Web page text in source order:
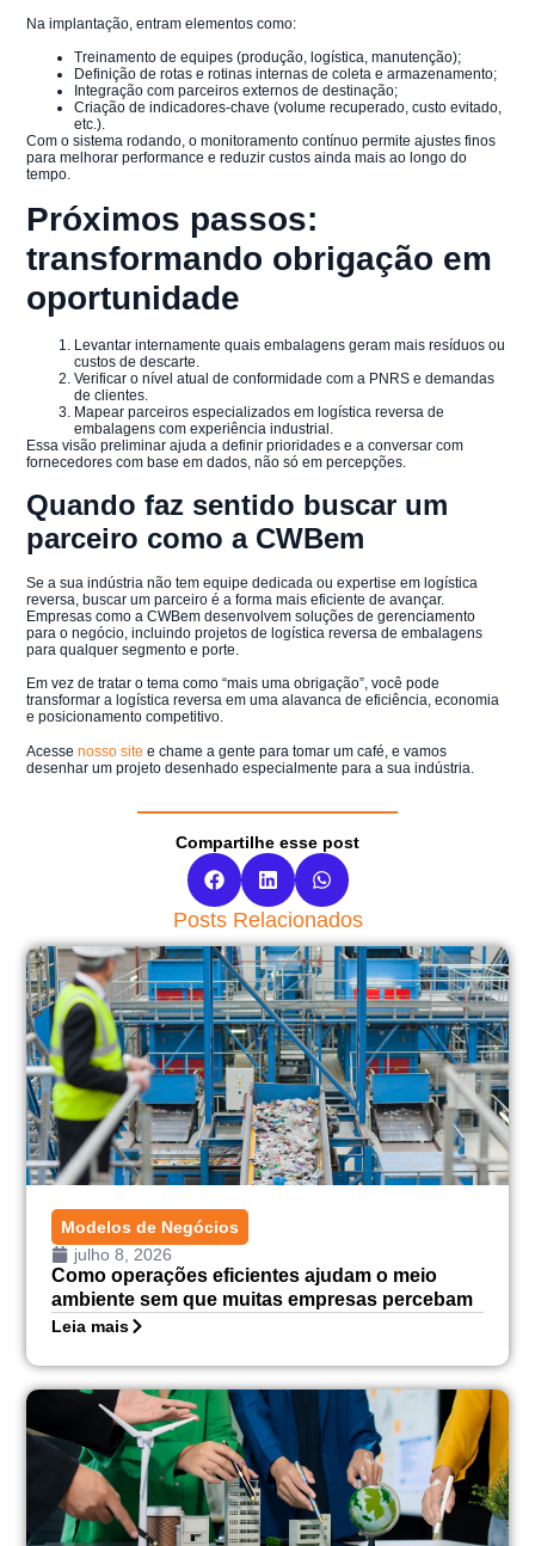
Na implantação, entram elementos como:
Treinamento de equipes (produção, logística, manutenção);
Definição de rotas e rotinas internas de coleta e armazenamento;
Integração com parceiros externos de destinação;
Criação de indicadores-chave (volume recuperado, custo evitado,
etc.).
Com o sistema rodando, o monitoramento contínuo permite ajustes finos
para melhorar performance e reduzir custos ainda mais ao longo do
tempo.
Próximos passos:
transformando obrigação em
oportunidade
Levantar internamente quais embalagens geram mais resíduos ou
custos de descarte.
Verificar o nível atual de conformidade com a PNRS e demandas
de clientes.
Mapear parceiros especializados em logística reversa de
embalagens com experiência industrial.
Essa visão preliminar ajuda a definir prioridades e a conversar com
fornecedores com base em dados, não só em percepções.
Quando faz sentido buscar um
parceiro como a CWBem
Se a sua indústria não tem equipe dedicada ou expertise em logística
reversa, buscar um parceiro é a forma mais eficiente de avançar.
Empresas como a CWBem desenvolvem soluções de gerenciamento
para o negócio, incluindo projetos de logística reversa de embalagens
para qualquer segmento e porte.
Em vez de tratar o tema como “mais uma obrigação”, você pode
transformar a logística reversa em uma alavanca de eficiência, economia
e posicionamento competitivo.
Acessenosso site e chame a gente para tomar um café, e vamos
desenhar um projeto desenhado especialmente para a sua indústria.
Compartilhe esse post
Posts Relacionados
Modelos de Negócios
julho 8, 2026
Como operações eficientes ajudam o meio
ambiente sem que muitas empresas percebam
Leia mais